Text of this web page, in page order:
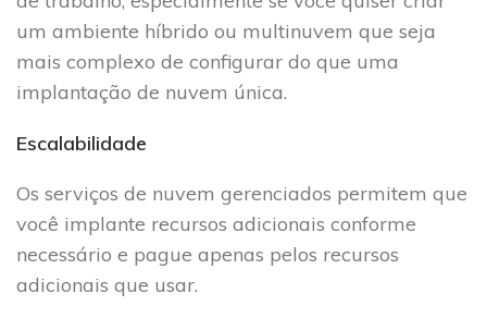
um ambiente híbrido ou multinuvem que seja
mais complexo de configurar do que uma
implantação de nuvem única.
Escalabilidade
Os serviços de nuvem gerenciados permitem que
você implante recursos adicionais conforme
necessário e pague apenas pelos recursos
adicionais que usar.